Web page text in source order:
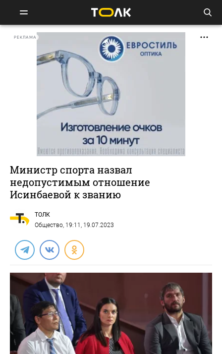
РЕКЛАМА
Министр спорта назвал
недопустимым отношение
Исинбаевой к званию
ТОЛК
Общество, 19:11, 19.07.2023